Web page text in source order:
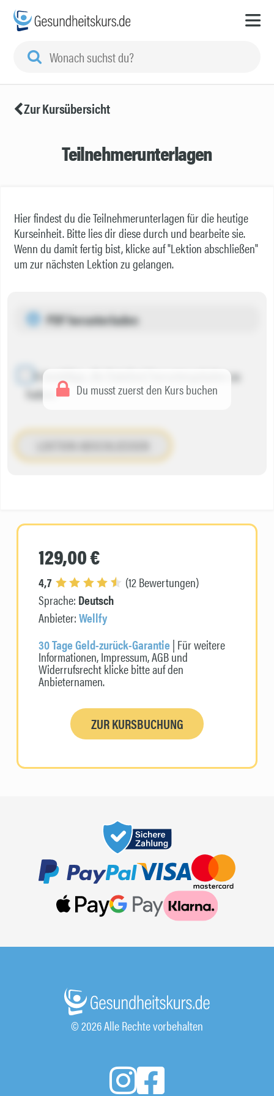
Zur Kursübersicht
Teilnehmerunterlagen
Hier findest du die Teilnehmerunterlagen für die heutige
Kurseinheit. Bitte lies dir diese durch und bearbeite sie.
Wenn du damit fertig bist, klicke auf "Lektion abschließen"
um zur nächsten Lektion zu gelangen.
PDF herunterladen
Du musst zuerst den Kurs buchen
Ich bestätige, die Datei(en) heruntergeladen zu
haben.
LEKTION ABSCHLIESSEN
129,00 €
4,7
(12 Bewertungen)
Sprache: Deutsch
Anbieter:Wellfy
30 Tage Geld-zurück-Garantie| Für weitere
Informationen, Impressum, AGB und
Widerrufsrecht klicke bitte auf den
Anbieternamen.
ZUR KURSBUCHUNG
© 2026 Alle Rechte vorbehalten